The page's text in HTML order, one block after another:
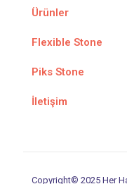
Ürünler
Flexible Stone
Piks Stone
İletişim
Copyright© 2025 Her